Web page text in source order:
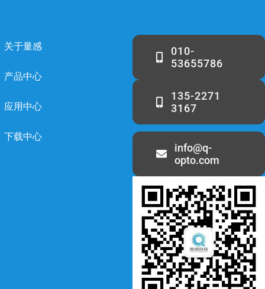
关于量感
产品中心
应用中心
下载中心
010-
53655786
135-2271
3167
info@q-
opto.com